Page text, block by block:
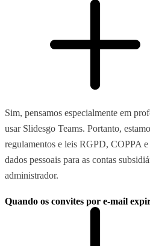
Sim, pensamos especialmente em
usar Slidesgo Teams. Portanto,
regulamentos e leis RGPD, COPPA
dados pessoais para as contas
administrador.
Quando os convites por e-mail